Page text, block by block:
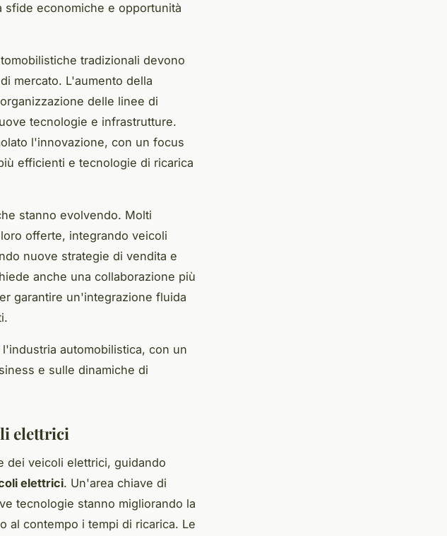
sfide economiche e opportunità
tradizionali devono
mercato. L'aumento della
delle linee di
tecnologie e infrastrutture.
l'innovazione, con un focus
efficienti e tecnologie di ricarica
stanno evolvendo. Molti
offerte, integrando veicoli
nuove strategie di vendita e
anche una collaborazione più
garantire un'integrazione fluida
automobilistica, con un
e sulle dinamiche di
elettrici
dei veicoli elettrici, guidando
elettrici. Un'area chiave di
tecnologie stanno migliorando la
al contempo i tempi di ricarica. Le